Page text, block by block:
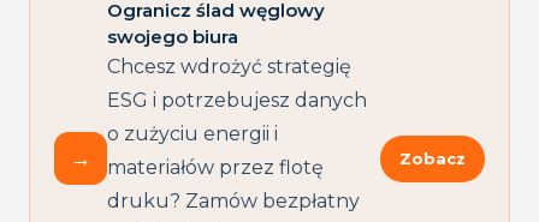
→
Ogranicz ślad węglowy
swojego biura
Chcesz wdrożyć strategię
ESG i potrzebujesz danych
o zużyciu energii i
materiałów przez flotę
druku? Zamów bezpłatny
Zobacz